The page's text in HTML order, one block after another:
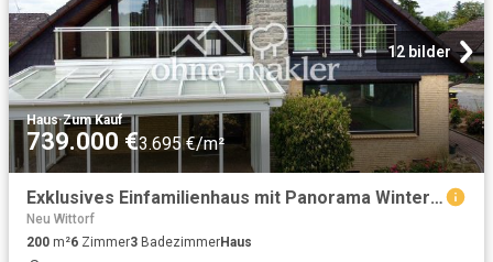
12 bilder
Haus·Zum Kauf
739.000 €3.695 €/m²
Exklusives Einfamilienhaus mit Panorama Wintergarten, Sauna, Pelletheizung & Traumgarten in Melbeck
Neu Wittorf
200 m²6 Zimmer3 BadezimmerHaus